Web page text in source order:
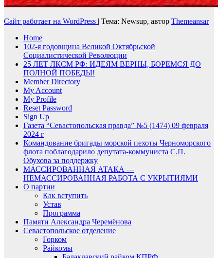
Сайт работает на WordPress | Тема: Newsup, автор Themeansar
Home
102-я годовщина Великой Октябрьской
Социалистической Революции
25 ЛЕТ ЛКСМ РФ: ИДЕЯМ ВЕРНЫ, БОРЕМСЯ ДО
ПОЛНОЙ ПОБЕДЫ!
Member Directory
My Account
My Profile
Reset Password
Sign Up
Газета “Севастопольская правда” №5 (1474) 09 февраля
2024 г
Командование бригады морской пехоты Черноморского
флота поблагодарило депутата-коммуниста С.П.
Обухова за поддержку
МАССИРОВАННАЯ АТАКА —
НЕМАССИРОВАННАЯ РАБОТА С УКРЫТИЯМИ
О партии
Как вступить
Устав
Программа
Памяти Александра Черемёнова
Севастопольское отделение
Горком
Райкомы